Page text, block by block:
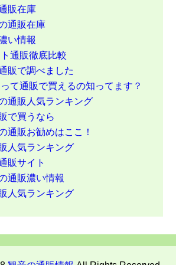
販在庫
通販在庫
い情報
通販徹底比較
販で調べました
て通販で買えるの知ってます？
通販人気ランキング
で買うなら
通販お勧めはここ！
人気ランキング
販サイト
通販濃い情報
人気ランキング